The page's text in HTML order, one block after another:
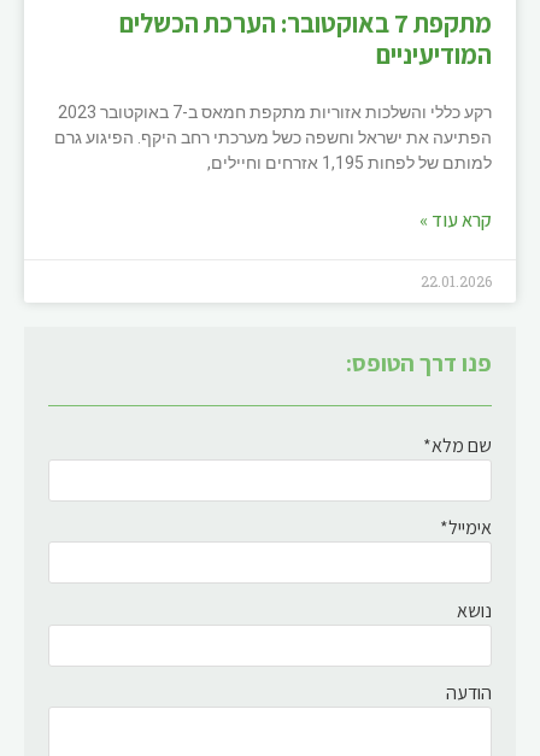
מתקפת 7 באוקטובר: הערכת הכשלים
המודיעיניים
רקע כללי והשלכות אזוריות מתקפת חמאס ב-7 באוקטובר 2023
הפתיעה את ישראל וחשפה כשל מערכתי רחב היקף. הפיגוע גרם
למותם של לפחות 1,195 אזרחים וחיילים,
קרא עוד »
22.01.2026
פנו דרך הטופס:
שם מלא*
אימייל*
נושא
הודעה